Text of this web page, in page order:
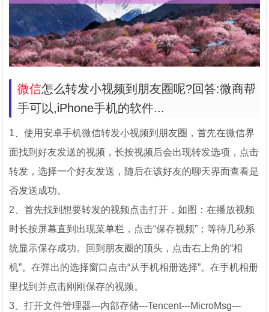
微信怎么转发小视频到朋友圈呢?回答:微商帮
手可以,iPhone手机的软件...
1、使用安卓手机微信转发小视频到朋友圈，首先在微信界
面找到好友发送的视频，长按视频后会出现转发选项，点击
转发，选择一个好友发送，随后在该好友的聊天界面查看是
否发送成功。
2、首先找到想要转发的视频点击打开，如图：在播放视频
时长按屏幕直到出现菜单栏，点击“保存视频”；等待几秒系
统显示保存成功。回到朋友圈的顶头，点击右上角的“相
机”。在弹出的选择窗口点击“从手机相册选择”。在手机相册
里找到并点击刚刚保存的视频。
3、打开文件管理器---内部存储---Tencent---MicroMsg---